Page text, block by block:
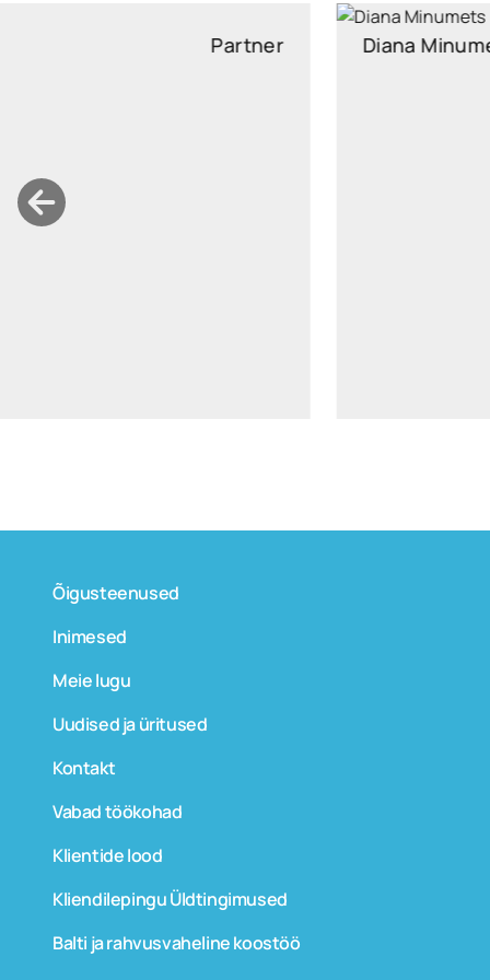
Diana Minumets Partner
Õigusteenused
Inimesed
Meie lugu
Uudised ja üritused
Kontakt
Vabad töökohad
Klientide lood
Kliendilepingu Üldtingimused
Balti ja rahvusvaheline koostöö